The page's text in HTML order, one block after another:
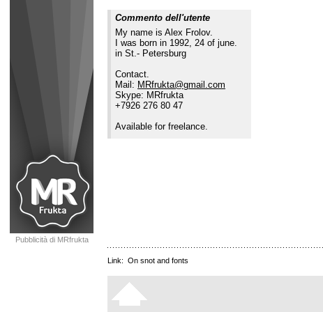
Pubblicità di MRfrukta
Commento dell'utente
My name is Alex Frolov.
I was born in 1992, 24 of june.
in St.- Petersburg
Contact.
Mail: MRfrukta@gmail.com
Skype: MRfrukta
+7926 276 80 47
Available for freelance.
Link: On snot and fonts